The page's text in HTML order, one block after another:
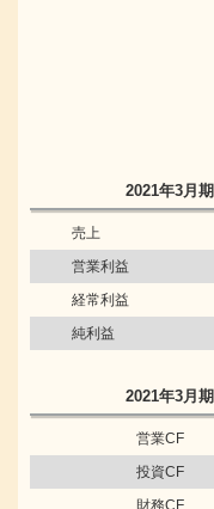
2021年3月期
売上
営業利益
経常利益
純利益
2021年3月期
営業CF
投資CF
財務CF